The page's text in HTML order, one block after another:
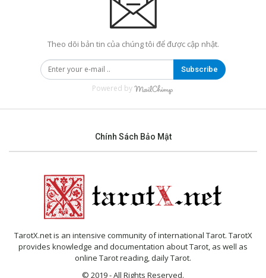
Theo dõi bản tin của chúng tôi để được cập nhật.
Subscribe
Powered by
Chính Sách Bảo Mật
TarotX.net is an intensive community of international Tarot. TarotX
provides knowledge and documentation about Tarot, as well as
online Tarot reading, daily Tarot.
© 2019 - All Rights Reserved.